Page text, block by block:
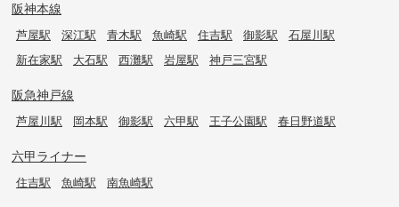
阪神本線
芦屋駅 深江駅 青木駅 魚崎駅 住吉駅 御影駅
石屋川駅
新在家駅
大石駅 西灘駅 岩屋駅 神戸三宮駅
阪急神戸線
芦屋川駅 岡本駅 御影駅 六甲駅 王子公園駅 春日野道駅
六甲ライナー
住吉駅 魚崎駅 南魚崎駅